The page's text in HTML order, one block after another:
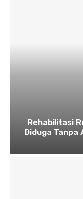
Rehabilitasi
Diduga Tanpa